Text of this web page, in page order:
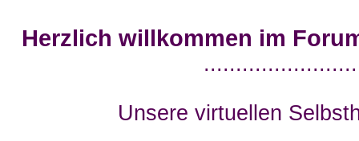
Herzlich willkommen im
Unsere virtuellen